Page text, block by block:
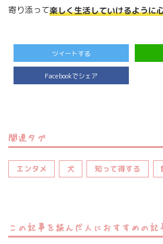
寄り添って楽しく生活していけるように
ツイートする
Facebookでシェア
関連タグ
エンタメ 犬 知って得する
この記事を読んだ人におすすめの記